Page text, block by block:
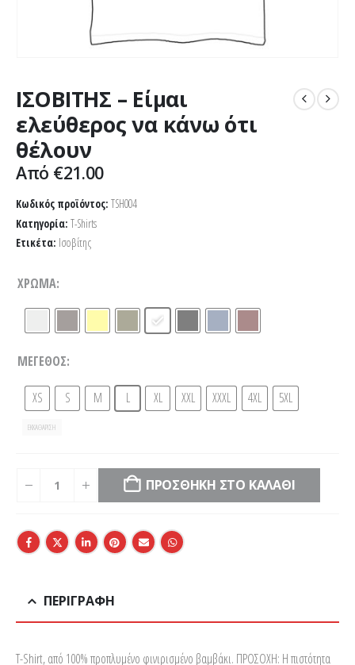
ΙΣΟΒΙΤΗΣ – Είμαι
ελεύθερος να κάνω ότι
θέλουν
Από €21.00
Κωδικός προϊόντος: TSH004
Κατηγορία: T-Shirts
Ετικέτα: Ισοβίτης
ΧΡΏΜΑ
ΜΈΓΕΘΟΣ
XS S M L XL XXL XXXL 4XL 5XL
ΕΚΚΑΘΆΡΙΣΗ
ΠΡΟΣΘΉΚΗ ΣΤΟ ΚΑΛΆΘΙ
ΠΕΡΙΓΡΑΦΉ
T-Shirt, από 100% προπλυμένο φινιρισμένο βαμβάκι. ΠΡΟΣΟΧΗ: Η πιστότητα